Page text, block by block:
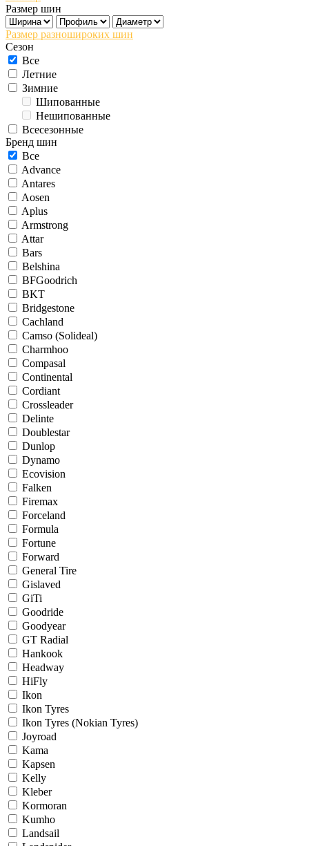
Размер шин
Размер разношироких шин
Сезон
Все
Летние
Зимние
Шипованные
Нешипованные
Всесезонные
Бренд шин
Все
Advance
Antares
Aosen
Aplus
Armstrong
Attar
Bars
Belshina
BFGoodrich
BKT
Bridgestone
Cachland
Camso (Solideal)
Charmhoo
Compasal
Continental
Cordiant
Crossleader
Delinte
Doublestar
Dunlop
Dynamo
Ecovision
Falken
Firemax
Forceland
Formula
Fortune
Forward
General Tire
Gislaved
GiTi
Goodride
Goodyear
GT Radial
Hankook
Headway
HiFly
Ikon
Ikon Tyres
Ikon Tyres (Nokian Tyres)
Joyroad
Kama
Kapsen
Kelly
Kleber
Kormoran
Kumho
Landsail